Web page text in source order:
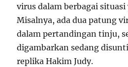
virus dalam berbagai
Misalnya, ada dua patung
dalam pertandingan tinju,
digambarkan sedang
replika Hakim Judy.